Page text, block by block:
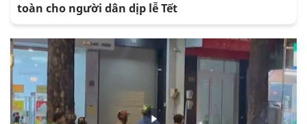
toàn cho người dân dịp lễ Tết